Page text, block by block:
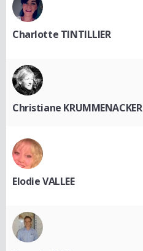
Charlotte TINTILLIER
Christiane KRUMMENACKER
Elodie VALLEE